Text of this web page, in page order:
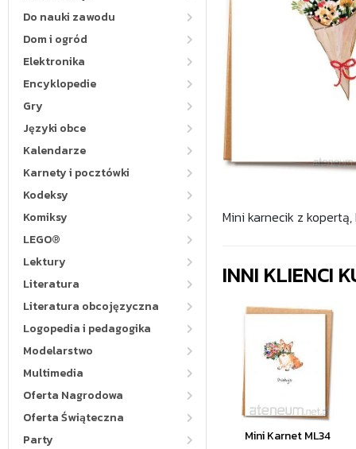
Do nauki zawodu
Dom i ogród
Elektronika
Encyklopedie
Gry
Języki obce
Kalendarze
Karnety i pocztówki
Kodeksy
Komiksy
LEGO®
Lektury
Literatura
Literatura obcojęzyczna
Logopedia i pedagogika
Modelarstwo
Multimedia
Oferta Nagrodowa
Oferta Świąteczna
Party
Mini karnecik z
INNI KLIENCI
Mini Karnet ML34